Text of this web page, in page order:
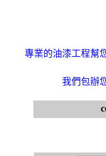
專業的油漆工程幫
我們包辦